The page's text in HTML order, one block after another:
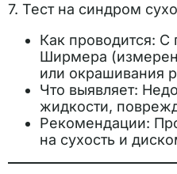
7. Тест на синдром
Как проводится:
Ширмера
или окрашивания
Что выявляет:
жидкости,
Рекомендации:
на сухость и